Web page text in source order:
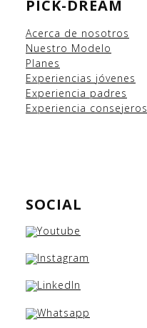
PICK-DREAM
Acerca de nosotros
Nuestro Modelo
Planes
Experiencias jóvenes
Experiencia padres
Experiencia consejeros
SOCIAL